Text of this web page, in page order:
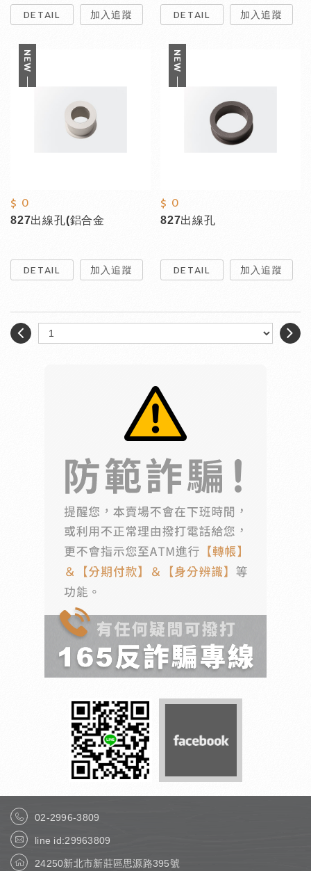
DETAIL 加入追蹤 DETAIL 加入追蹤
$ 0
827出線孔(鋁合金
DETAIL 加入追蹤
$ 0
827出線孔
DETAIL 加入追蹤
02-2996-3809
line id:29963809
24250新北市新莊區思源路395號